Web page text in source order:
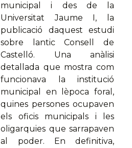
municipal i des de la
Universitat Jaume I, la
publicació daquest estudi
sobre lantic Consell de
Castelló. Una anàlisi
detallada que mostra com
funcionava la institució
municipal en lèpoca foral,
quines persones ocupaven
els oficis municipals i les
oligarquies que sarrapaven
al poder. En definitiva,